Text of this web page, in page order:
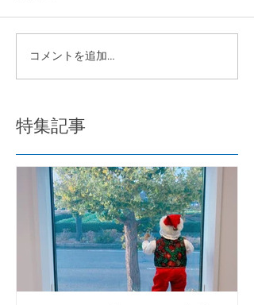
コメントを追加…
特集記事